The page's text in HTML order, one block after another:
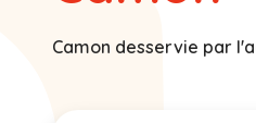
Camon desservie par